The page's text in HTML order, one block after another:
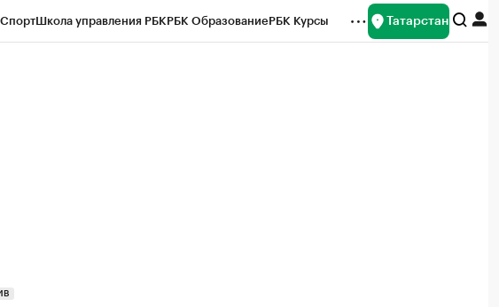
СпортШкола управления РБКРБК ОбразованиеРБК Курсы Татарстан